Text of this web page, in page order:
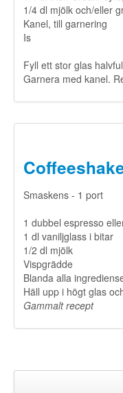
1/4 dl mjölk och/eller
Kanel, till garnering
​Is
​Fyll ett stor glas
Garnera med kanel.
Smaskens - 1 port
1 dubbel espresso
1 dl vaniljglass i bitar
1/2 dl mjölk
Vispgrädde
Blanda alla
Häll upp i högt glas
​Gammalt recept